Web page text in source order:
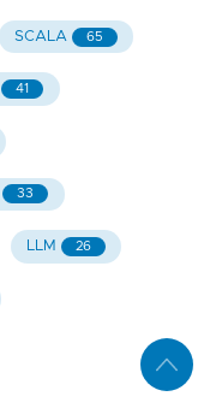
SCALA 65
41
33
LLM 26